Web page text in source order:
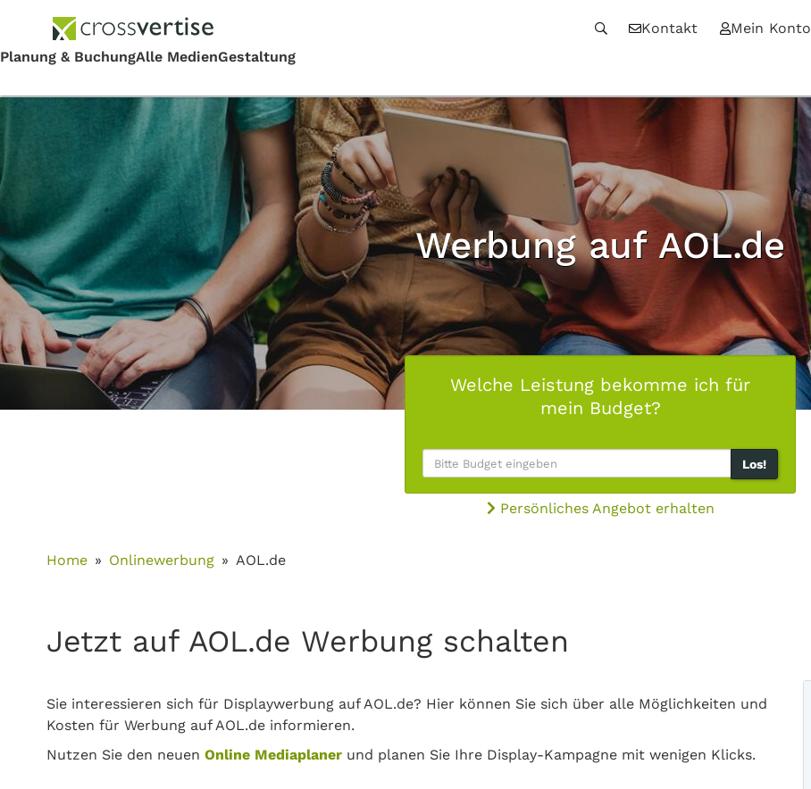
Kontakt Mein Konto
Werbung auf AOL.de
Welche Leistung bekomme ich für
mein Budget?
Los!
Persönliches Angebot erhalten
Home Onlinewerbung AOL.de
Jetzt auf AOL.de Werbung schalten
Sie interessieren sich für Displaywerbung auf AOL.de? Hier können Sie sich über alle Möglichkeiten und
Kosten für Werbung auf AOL.de informieren.
Nutzen Sie den neuen Online Mediaplaner und planen Sie Ihre Display-Kampagne mit wenigen Klicks.